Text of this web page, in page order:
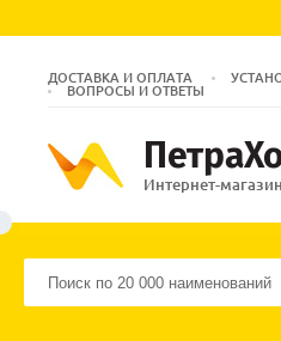
ДОСТАВКА И ОПЛАТА
ВОПРОСЫ И ОТВЕТЫ
Интернет-магазин